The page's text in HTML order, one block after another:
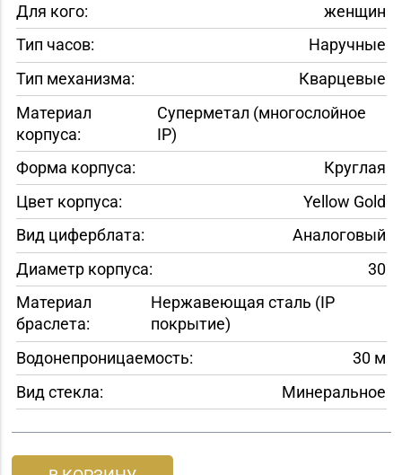
Для кого:
женщин
Тип часов:
Наручные
Тип механизма:
Кварцевые
Материал
корпуса:
Суперметал (многослойное
IP)
Форма корпуса:
Круглая
Цвет корпуса:
Yellow Gold
Вид циферблата:
Аналоговый
Диаметр корпуса:
30
Материал
браслета:
Нержавеющая сталь (IP
покрытие)
Водонепроницаемость:
30 м
Вид стекла:
Минеральное